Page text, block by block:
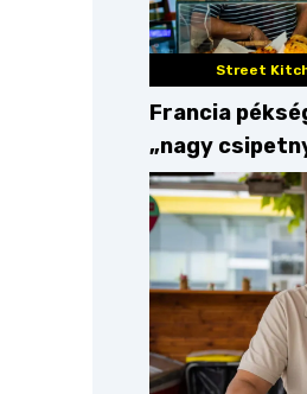
Street
Francia
„nagy